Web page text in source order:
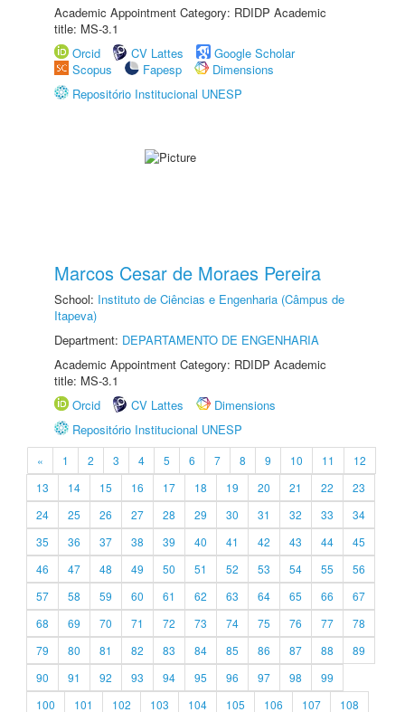
Academic Appointment Category: RDIDP Academic
title: MS-3.1
Orcid
CV Lattes
Google Scholar
Scopus
Fapesp
Dimensions
Repositório Institucional UNESP
Marcos Cesar de Moraes Pereira
School: Instituto de Ciências e Engenharia (Câmpus de
Itapeva)
Department: DEPARTAMENTO DE ENGENHARIA
Academic Appointment Category: RDIDP Academic
title: MS-3.1
Orcid
CV Lattes
Dimensions
Repositório Institucional UNESP
« 1 2 3 4 5 6 7 8 9 10 11
12
13
14 15 16 17 18 19 20 21 22
23
24
25 26 27 28 29 30 31 32 33
34
35
36 37 38 39 40 41 42 43 44
45
46
47 48 49 50 51 52 53 54 55
56
57
58 59 60 61 62 63 64 65 66
67
68
69 70 71 72 73 74 75 76 77
78
79
80 81 82 83 84 85 86 87 88
89
90
91 92 93 94 95 96 97 98
99
100
101 102 103 104 105 106 107
108